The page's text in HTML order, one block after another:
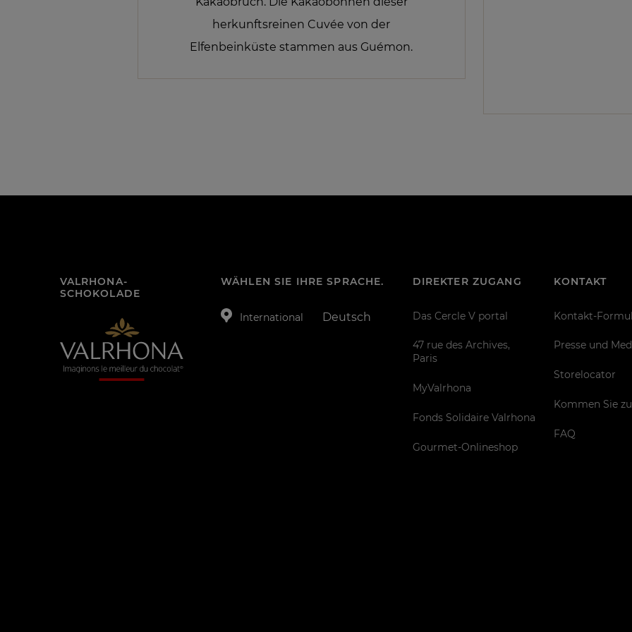
herkunftsreinen Cuvée von der
Elfenbeinküste stammen aus Guémon.
VALRHONA-
SCHOKOLADE
WÄHLEN SIE IHRE SPRACHE.
International Deutsch
DIREKTER ZUGANG
Das Cercle V portal
47 rue des Archives,
Paris
MyValrhona
Fonds Solidaire Valrhona
Gourmet-Onlineshop
KONTAKT
Kontakt-
Presse und
Storelocator
Kommen Sie
FAQ